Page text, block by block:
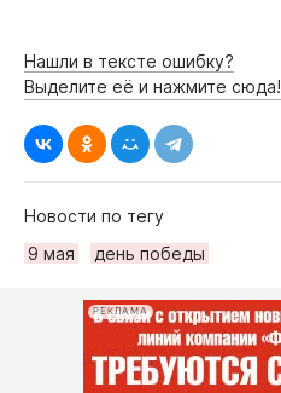
Нашли в тексте ошибку?
Выделите её и нажмите сюда!
Новости по тегу
9 мая
день победы
РЕКЛАМА